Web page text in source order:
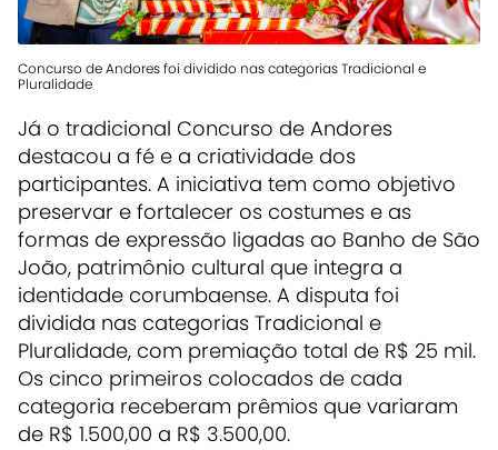
Concurso de Andores foi dividido nas categorias Tradicional e
Pluralidade
Já o tradicional Concurso de Andores
destacou a fé e a criatividade dos
participantes. A iniciativa tem como objetivo
preservar e fortalecer os costumes e as
formas de expressão ligadas ao Banho de São
João, patrimônio cultural que integra a
identidade corumbaense. A disputa foi
dividida nas categorias Tradicional e
Pluralidade, com premiação total de R$ 25 mil.
Os cinco primeiros colocados de cada
categoria receberam prêmios que variaram
de R$ 1.500,00 a R$ 3.500,00.